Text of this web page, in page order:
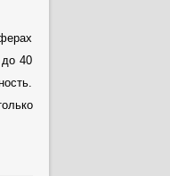
до 40